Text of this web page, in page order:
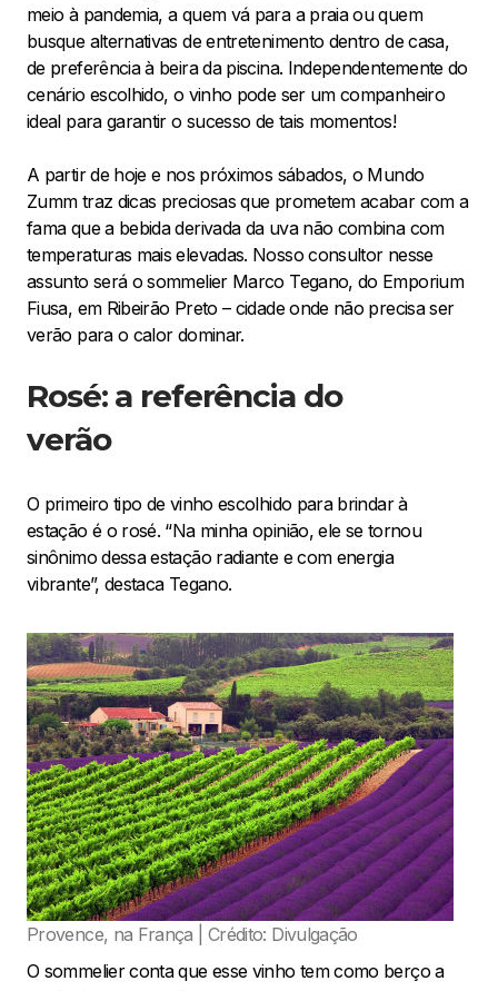
meio à pandemia, a quem vá para a praia ou quem
busque alternativas de entretenimento dentro de casa,
de preferência à beira da piscina. Independentemente do
cenário escolhido, o vinho pode ser um companheiro
ideal para garantir o sucesso de tais momentos!
A partir de hoje e nos próximos sábados, o Mundo
Zumm traz dicas preciosas que prometem acabar com a
fama que a bebida derivada da uva não combina com
temperaturas mais elevadas. Nosso consultor nesse
assunto será o sommelier Marco Tegano, do Emporium
Fiusa, em Ribeirão Preto – cidade onde não precisa ser
verão para o calor dominar.
Rosé: a referência do
verão
O primeiro tipo de vinho escolhido para brindar à
estação é o rosé. “Na minha opinião, ele se tornou
sinônimo dessa estação radiante e com energia
vibrante”, destaca Tegano.
Provence, na França | Crédito: Divulgação
O sommelier conta que esse vinho tem como berço a